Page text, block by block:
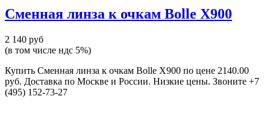
Сменная линза к очкам Bolle X900
2 140 руб
(в том числе ндс 5%)
Купить Сменная линза к очкам Bolle X900 по цене 2140.00
руб. Доставка по Москве и России. Низкие цены. Звоните +7
(495) 152-73-27